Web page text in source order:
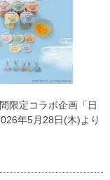
限定コラボ企画「日
年5月28日(木)より